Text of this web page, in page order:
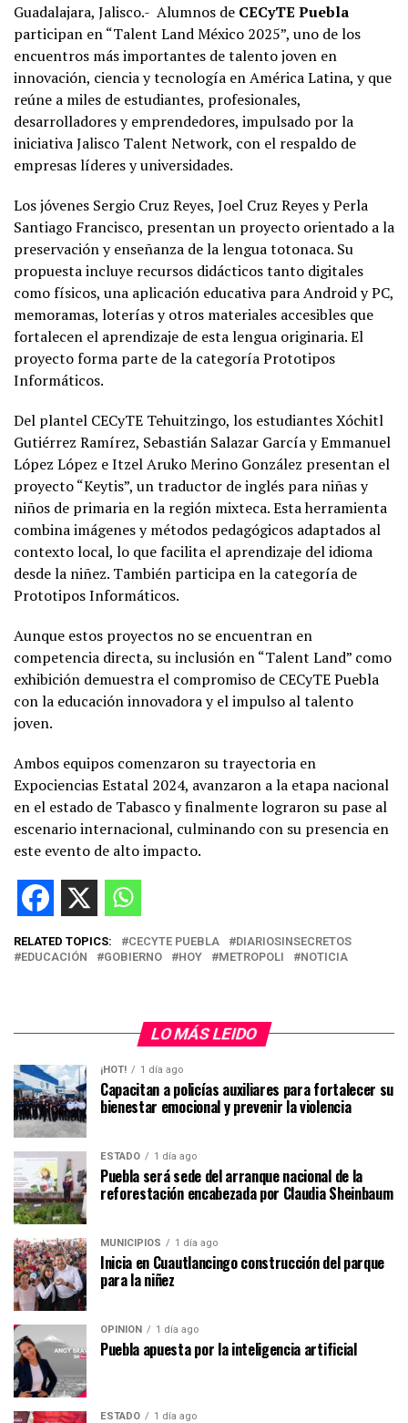
Guadalajara, Jalisco.- Alumnos de CECyTE Puebla
participan en “Talent Land México 2025”, uno de los
encuentros más importantes de talento joven en
innovación, ciencia y tecnología en América Latina, y que
reúne a miles de estudiantes, profesionales,
desarrolladores y emprendedores, impulsado por la
iniciativa Jalisco Talent Network, con el respaldo de
empresas líderes y universidades.
Los jóvenes Sergio Cruz Reyes, Joel Cruz Reyes y Perla
Santiago Francisco, presentan un proyecto orientado a la
preservación y enseñanza de la lengua totonaca. Su
propuesta incluye recursos didácticos tanto digitales
como físicos, una aplicación educativa para Android y PC,
memoramas, loterías y otros materiales accesibles que
fortalecen el aprendizaje de esta lengua originaria. El
proyecto forma parte de la categoría Prototipos
Informáticos.
Del plantel CECyTE Tehuitzingo, los estudiantes Xóchitl
Gutiérrez Ramírez, Sebastián Salazar García y Emmanuel
López López e Itzel Aruko Merino González presentan el
proyecto “Keytis”, un traductor de inglés para niñas y
niños de primaria en la región mixteca. Esta herramienta
combina imágenes y métodos pedagógicos adaptados al
contexto local, lo que facilita el aprendizaje del idioma
desde la niñez. También participa en la categoría de
Prototipos Informáticos.
Aunque estos proyectos no se encuentran en
competencia directa, su inclusión en “Talent Land” como
exhibición demuestra el compromiso de CECyTE Puebla
con la educación innovadora y el impulso al talento
joven.
Ambos equipos comenzaron su trayectoria en
Expociencias Estatal 2024, avanzaron a la etapa nacional
en el estado de Tabasco y finalmente lograron su pase al
escenario internacional, culminando con su presencia en
este evento de alto impacto.
RELATED TOPICS: CECYTE PUEBLA
DIARIOSINSECRETOS
EDUCACIÓN
GOBIERNO HOY METROPOLI NOTICIA
LO MÁS LEIDO
¡HOT! 1 día ago
Capacitan a policías auxiliares para fortalecer su
bienestar emocional y prevenir la violencia
ESTADO 1 día ago
Puebla será sede del arranque nacional de la
reforestación encabezada por Claudia Sheinbaum
MUNICIPIOS 1 día ago
Inicia en Cuautlancingo construcción del parque
para la niñez
OPINIÓN 1 día ago
Puebla apuesta por la inteligencia artificial
ESTADO 1 día ago